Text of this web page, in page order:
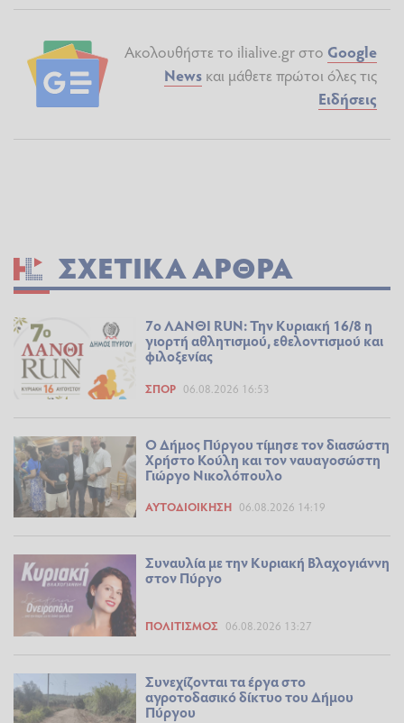
Ακολουθήστε το ilialive.gr στο Google
News και μάθετε πρώτοι όλες τις
Ειδήσεις
ΣΧΕΤΙΚΆ ΆΡΘΡΑ
7ο ΛΑΝΘΙ RUN: Την Κυριακή 16/8 η
γιορτή αθλητισμού, εθελοντισμού και
φιλοξενίας
ΣΠΟΡ 06.08.2026 16:53
Ο Δήμος Πύργου τίμησε τον διασώστη
Χρήστο Κούλη και τον ναυαγοσώστη
Γιώργο Νικολόπουλο
ΑΥΤΟΔΙΟΊΚΗΣΗ 06.08.2026 14:19
Συναυλία με την Κυριακή Βλαχογιάννη
στον Πύργο
ΠΟΛΙΤΙΣΜΌΣ 06.08.2026 13:27
Συνεχίζονται τα έργα στο
αγροτοδασικό δίκτυο του Δήμου
Πύργου